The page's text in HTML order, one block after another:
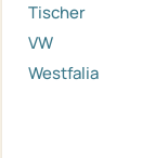
Tischer
VW
Westfalia